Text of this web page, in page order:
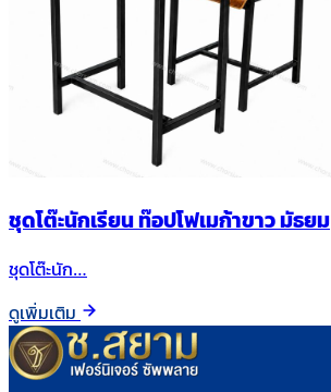
ชุดโต๊ะนักเรียน ท๊อปโฟเมก้าขาว มัธยม
ชุดโต๊ะนัก…
ดูเพิ่มเติม